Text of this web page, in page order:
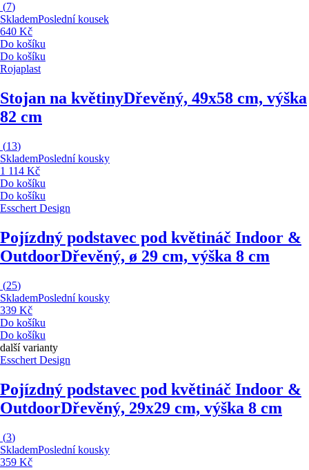
(7)
SklademPoslední kousek
640 Kč
Do košíku
Do košíku
Rojaplast
Stojan na květinyDřevěný, 49x58 cm, výška
82 cm
(13)
SklademPoslední kousky
1 114 Kč
Do košíku
Do košíku
Esschert Design
Pojízdný podstavec pod květináč Indoor &
OutdoorDřevěný, ø 29 cm, výška 8 cm
(25)
SklademPoslední kousky
339 Kč
Do košíku
Do košíku
další varianty
Esschert Design
Pojízdný podstavec pod květináč Indoor &
OutdoorDřevěný, 29x29 cm, výška 8 cm
(3)
SklademPoslední kousky
359 Kč